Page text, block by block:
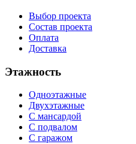
Выбор проекта
Состав проекта
Оплата
Доставка
Этажность
Одноэтажные
Двухэтажные
С мансардой
С подвалом
С гаражом